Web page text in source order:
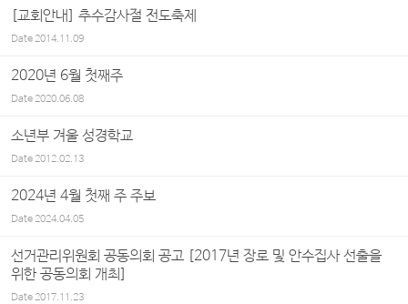
[교회안내] 추수감사절 전도축제
Date2014.11.09
2020년 6월 첫째주
Date2020.06.08
소년부 겨울 성경학교
Date2012.02.13
2024년 4월 첫째 주 주보
Date2024.04.05
선거관리위원회 공동의회 공고 [2017년 장로 및 안수집사 선출을
위한 공동의회 개최]
Date2017.11.23